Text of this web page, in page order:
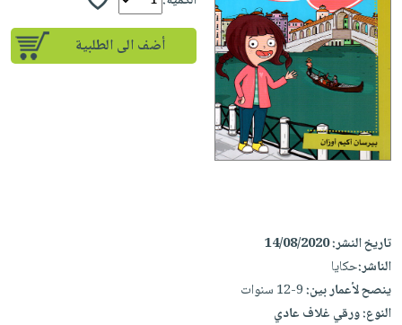
Ai
إختيارات
كتب
أكاديمية
صندوق
القراءة
بلا
حدود
أسئلة
طرحها
تحميل
تحميل
iKitab
على
أسئلة
يتكرر
طرحها
تحميل
على
Android
على
Apple
المواضيع
الأكثر
مبيعاً
تعليمية
صندوق
تعليمية
الصحة
والعناية
الشخصية
جديد
العناية
الشخصية
العناية
وتصفيف
والسفرة
جديد
الكل
أضف الى الطلبية
تاريخ النشر:14/08/2020
الناشر:حكايا
ينصح لأعمار بين:9-12 سنوات
النوع:ورقي غلاف عادي